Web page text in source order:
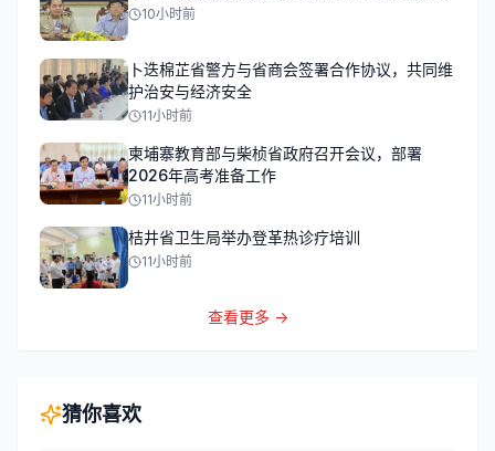
10小时前
卜迭棉芷省警方与省商会签署合作协议，共同维
护治安与经济安全
11小时前
柬埔寨教育部与柴桢省政府召开会议，部署
2026年高考准备工作
11小时前
桔井省卫生局举办登革热诊疗培训
11小时前
查看更多 →
猜你喜欢